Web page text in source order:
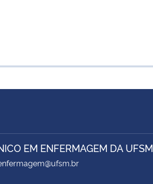
EM ENFERMAGEM DA UFSM